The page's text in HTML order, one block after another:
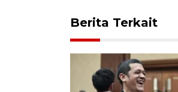
Berita Terkait